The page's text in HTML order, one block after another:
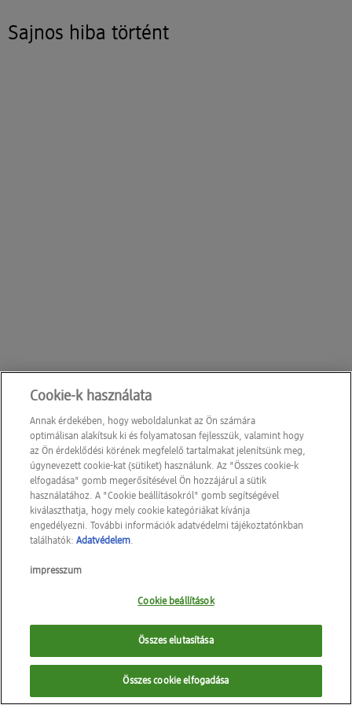
Sajnos hiba történt
Cookie-k használata
Annak érdekében, hogy weboldalunkat az Ön számára
optimálisan alakítsuk ki és folyamatosan fejlesszük, valamint hogy
az Ön érdeklődési körének megfelelő tartalmakat jelenítsünk meg,
úgynevezett cookie-kat (sütiket) használunk. Az "Összes cookie-k
elfogadása" gomb megerősítésével Ön hozzájárul a sütik
használatához. A "Cookie beállításokról" gomb segítségével
kiválaszthatja, hogy mely cookie kategóriákat kívánja
engedélyezni. További információk adatvédelmi tájékoztatónkban
találhatók:Adatvédelem.
impresszum
Cookie beállítások
Összes elutasítása
Összes cookie elfogadása